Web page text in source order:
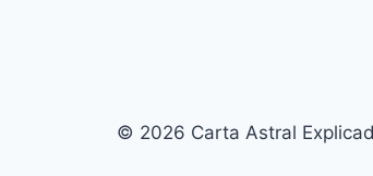
© 2026 Carta Astral